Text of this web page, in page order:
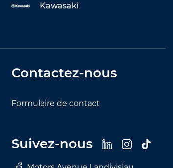
Kawasaki
Contactez-nous
Formulaire de contact
Suivez-nous